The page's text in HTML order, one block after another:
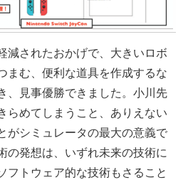
減されたおかげで、大きいロボ
まむ、便利な道具を作成するな
、見事優勝できました。小川先
らめてしまうこと、ありえない
がシミュレータの最大の意義で
の発想は、いずれ未来の技術に
フトウェア的な技術もさること